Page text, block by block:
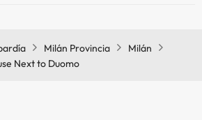
Milán Provincia
Milán
Next to Duomo